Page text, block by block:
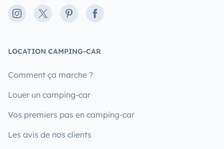
Instagram
X PinterestFacebook
LOCATION CAMPING-CAR
Comment ça marche ?
Louer un camping-car
Vos premiers pas en camping-car
Les avis de nos clients